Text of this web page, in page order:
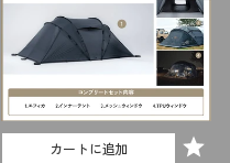
カートに追加